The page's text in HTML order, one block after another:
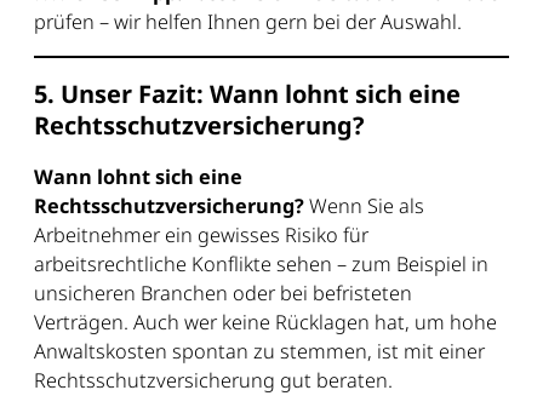
prüfen – wir helfen Ihnen gern bei der Auswahl.
5. Unser Fazit: Wann lohnt sich eine
Rechtsschutzversicherung?
Wann lohnt sich eine
Rechtsschutzversicherung?Wenn Sie als
Arbeitnehmer ein gewisses Risiko für
arbeitsrechtliche Konflikte sehen – zum Beispiel in
unsicheren Branchen oder bei befristeten
Verträgen. Auch wer keine Rücklagen hat, um hohe
Anwaltskosten spontan zu stemmen, ist mit einer
Rechtsschutzversicherung gut beraten.